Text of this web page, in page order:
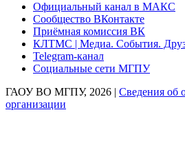
Официальный канал в МАКС
Сообщество ВКонтакте
Приёмная комиссия ВК
КЛТМС | Медиа. События.
Telegram-канал
Социальные сети МГПУ
ГАОУ ВО МГПУ, 2026 | Сведения об
организации